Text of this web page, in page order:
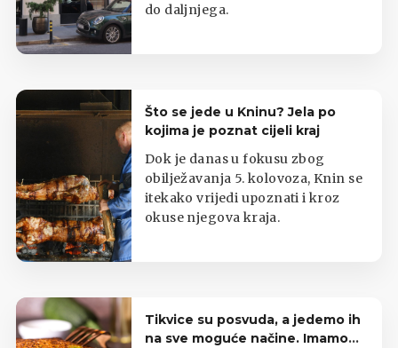
do daljnjega.
Što se jede u Kninu? Jela po
kojima je poznat cijeli kraj
Dok je danas u fokusu zbog
obilježavanja 5. kolovoza, Knin se
itekako vrijedi upoznati i kroz
okuse njegova kraja.
Tikvice su posvuda, a jedemo ih
na sve moguće načine. Imamo